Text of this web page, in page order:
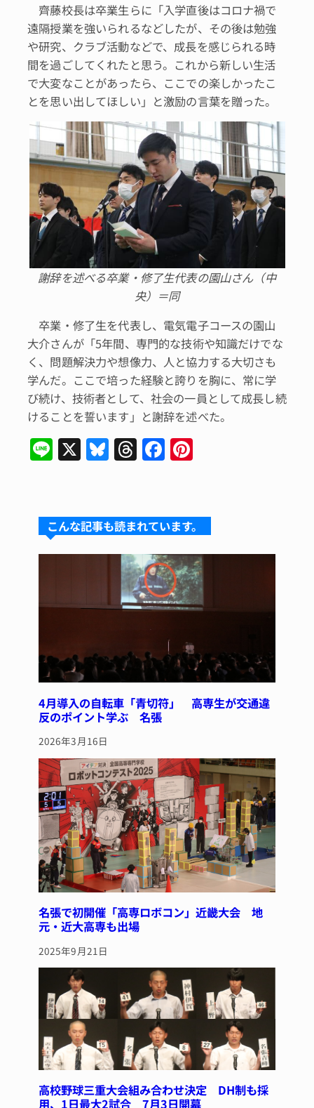
齊藤校長は卒業生らに「入学直後はコロナ禍で
遠隔授業を強いられるなどしたが、その後は勉強
や研究、クラブ活動などで、成長を感じられる時
間を過ごしてくれたと思う。これから新しい生活
で大変なことがあったら、ここでの楽しかったこ
とを思い出してほしい」と激励の言葉を贈った。
謝辞を述べる卒業・修了生代表の園山さん（中
央）＝同
卒業・修了生を代表し、電気電子コースの園山
大介さんが「5年間、専門的な技術や知識だけでな
く、問題解決力や想像力、人と協力する大切さも
学んだ。ここで培った経験と誇りを胸に、常に学
び続け、技術者として、社会の一員として成長し続
けることを誓います」と謝辞を述べた。
Li
n
X Bl
u
s
k
y
T
hr
a
d
s
F
a
e
b
o
o
k
re
st
こんな記事も読まれています。
4月導入の自転車「青切符」 高専生が交通違
反のポイント学ぶ 名張
2026年3月16日
名張で初開催「高専ロボコン」近畿大会 地
元・近大高専も出場
2025年9月21日
高校野球三重大会組み合わせ決定 DH制も採
用、1日最大2試合 7月3日開幕